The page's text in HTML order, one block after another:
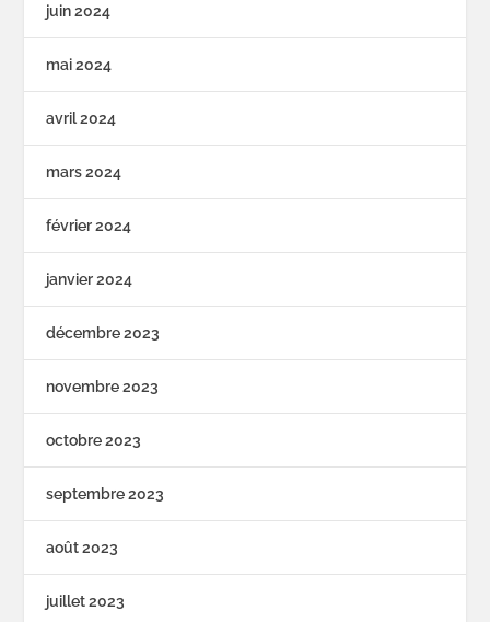
juin 2024
mai 2024
avril 2024
mars 2024
février 2024
janvier 2024
décembre 2023
novembre 2023
octobre 2023
septembre 2023
août 2023
juillet 2023